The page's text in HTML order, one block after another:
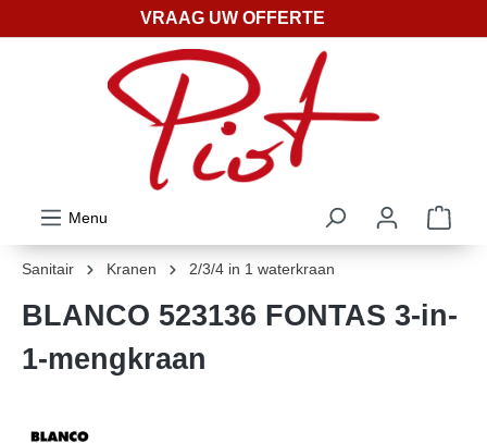
VRAAG UW OFFERTE
Menu
Sanitair Kranen 2/3/4 in 1 waterkraan
BLANCO 523136 FONTAS 3-in-
1-mengkraan